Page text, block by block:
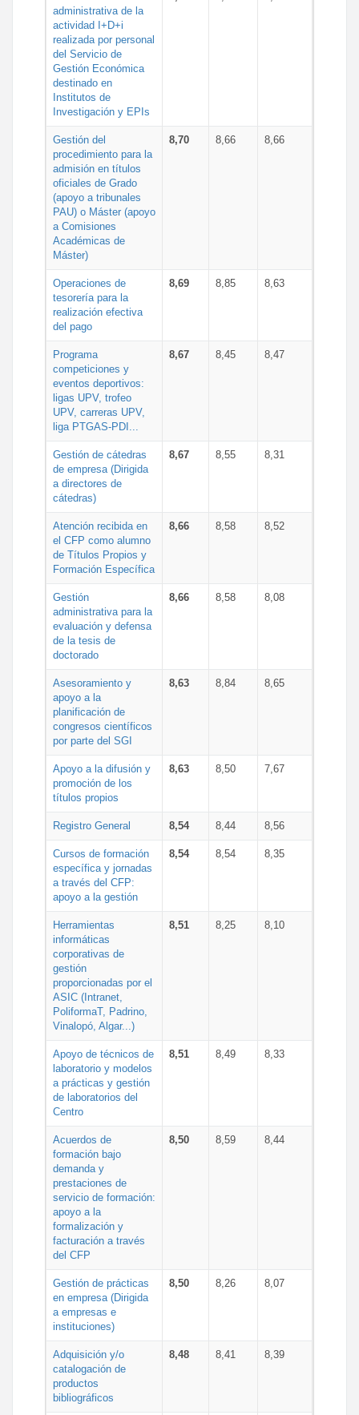
administrativa de la
actividad I+D+i
realizada por personal
del Servicio de
Gestión Económica
destinado en
Institutos de
Investigación y EPIs
Gestión del
procedimiento para la
admisión en títulos
oficiales de Grado
(apoyo a tribunales
PAU) o Máster (apoyo
a Comisiones
Académicas de
Máster)
8,70 8,66 8,66
Operaciones de
tesorería para la
realización efectiva
del pago
8,69 8,85 8,63
Programa
competiciones y
eventos deportivos:
ligas UPV, trofeo
UPV, carreras UPV,
liga PTGAS-PDI...
8,67 8,45 8,47
Gestión de cátedras
de empresa (Dirigida
a directores de
cátedras)
8,67 8,55 8,31
Atención recibida en
el CFP como alumno
de Títulos Propios y
Formación Específica
8,66 8,58 8,52
Gestión
administrativa para la
evaluación y defensa
de la tesis de
doctorado
8,66 8,58 8,08
Asesoramiento y
apoyo a la
planificación de
congresos científicos
por parte del SGI
8,63 8,84 8,65
Apoyo a la difusión y
promoción de los
títulos propios
8,63 8,50 7,67
Registro General 8,54 8,44 8,56
Cursos de formación
específica y jornadas
a través del CFP:
apoyo a la gestión
8,54 8,54 8,35
Herramientas
informáticas
corporativas de
gestión
proporcionadas por el
ASIC (Intranet,
PoliformaT, Padrino,
Vinalopó, Algar...)
8,51 8,25 8,10
Apoyo de técnicos de
laboratorio y modelos
a prácticas y gestión
de laboratorios del
Centro
8,51 8,49 8,33
Acuerdos de
formación bajo
demanda y
prestaciones de
servicio de formación:
apoyo a la
formalización y
facturación a través
del CFP
8,50 8,59 8,44
Gestión de prácticas
en empresa (Dirigida
a empresas e
instituciones)
8,50 8,26 8,07
Adquisición y/o
catalogación de
productos
bibliográficos
8,48 8,41 8,39